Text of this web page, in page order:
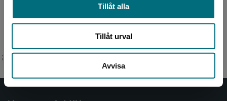
Tillåt alla
Tillåt urval
Avvisa
gymnasielärare i sv...
;